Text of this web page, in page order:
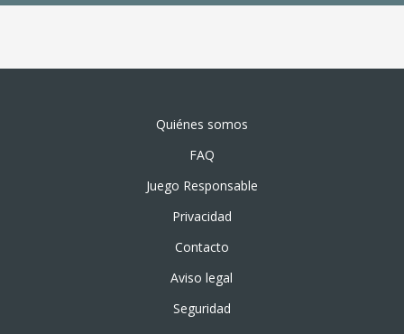
Quiénes somos
FAQ
Juego Responsable
Privacidad
Contacto
Aviso legal
Seguridad